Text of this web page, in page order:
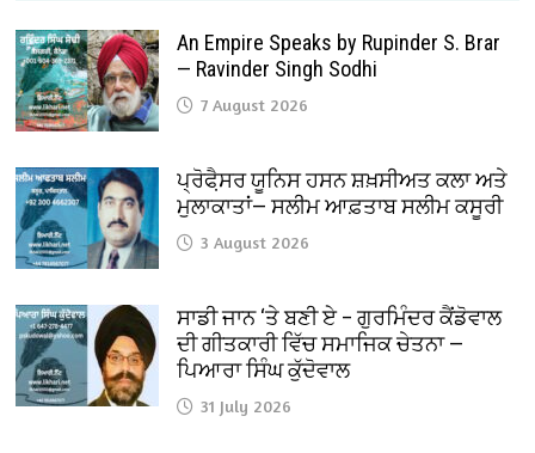
An Empire Speaks by Rupinder S. Brar
— Ravinder Singh Sodhi
7 August 2026
ਪ੍ਰੋਫੈ਼ਸਰ ਯੂਨਿਸ ਹਸਨ ਸ਼ਖ਼ਸੀਅਤ ਕਲਾ ਅਤੇ
ਮੁਲਾਕਾਤਾਂ— ਸਲੀਮ ਆਫ਼ਤਾਬ ਸਲੀਮ ਕਸੂਰੀ
3 August 2026
ਸਾਡੀ ਜਾਨ ‘ਤੇ ਬਣੀ ਏ – ਗੁਰਮਿੰਦਰ ਕੈਂਡੋਵਾਲ
ਦੀ ਗੀਤਕਾਰੀ ਵਿੱਚ ਸਮਾਜਿਕ ਚੇਤਨਾ —
ਪਿਆਰਾ ਸਿੰਘ ਕੁੱਦੋਵਾਲ
31 July 2026